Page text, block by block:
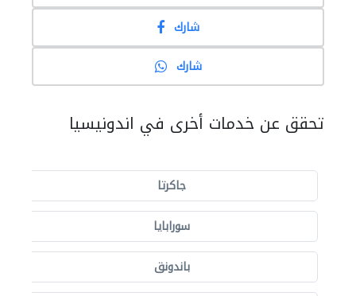
شارك
شارك
تحقق عن خدمات أخرى في اندونيسيا
جاكرتا
سورابايا
باندونق